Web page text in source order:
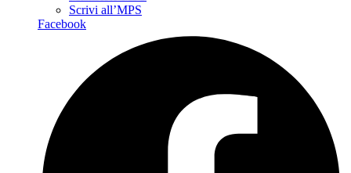
Scrivi all’MPS
Facebook